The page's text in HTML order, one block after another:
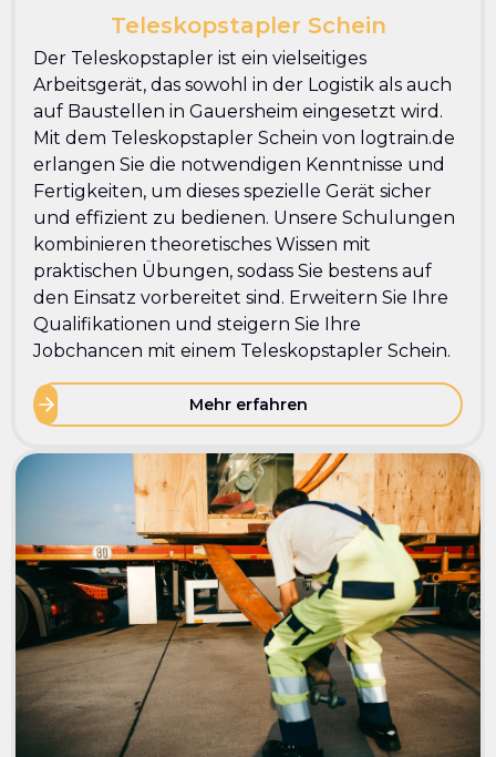
Teleskopstapler Schein
Der Teleskopstapler ist ein vielseitiges
Arbeitsgerät, das sowohl in der Logistik als auch
auf Baustellen in Gauersheim eingesetzt wird.
Mit dem Teleskopstapler Schein von logtrain.de
erlangen Sie die notwendigen Kenntnisse und
Fertigkeiten, um dieses spezielle Gerät sicher
und effizient zu bedienen. Unsere Schulungen
kombinieren theoretisches Wissen mit
praktischen Übungen, sodass Sie bestens auf
den Einsatz vorbereitet sind. Erweitern Sie Ihre
Qualifikationen und steigern Sie Ihre
Jobchancen mit einem Teleskopstapler Schein.
Mehr erfahren